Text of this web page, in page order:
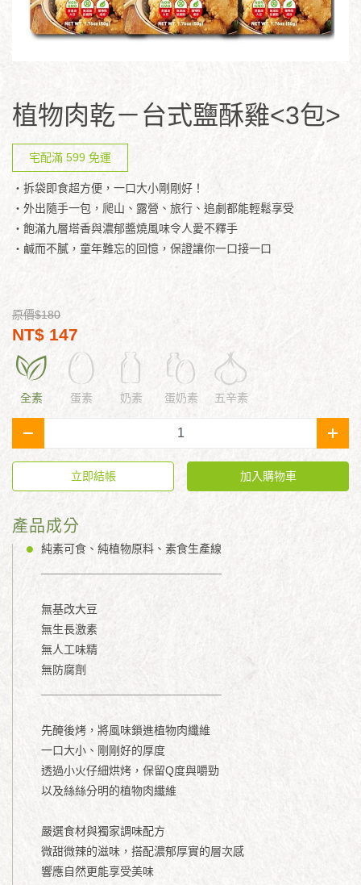
植物肉乾－台式鹽酥雞<3包>
宅配滿 599 免運
・拆袋即食超方便，一口大小剛剛好！
・外出隨手一包，爬山、露營、旅行、追劇都能輕鬆享受
・飽滿九層塔香與濃郁醬燒風味令人愛不釋手
・鹹而不膩，童年難忘的回憶，保證讓你一口接一口
原價$180
NT$ 147
全素 蛋素 奶素 蛋奶素 五辛素
- +
立即結帳 加入購物車
產品成分
純素可食、純植物原料、素食生產線
無基改大豆
無生長激素
無人工味精
無防腐劑
先醃後烤，將風味鎖進植物肉纖維
一口大小、剛剛好的厚度
透過小火仔細烘烤，保留Q度與嚼勁
以及絲絲分明的植物肉纖維
嚴選食材與獨家調味配方
微甜微辣的滋味，搭配濃郁厚實的層次感
響應自然更能享受美味